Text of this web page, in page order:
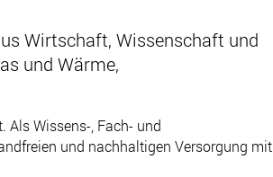
Wirtschaft, Wissenschaft und
und Wärme,
Als Wissens-, Fach- und
und nachhaltigen Versorgung mit